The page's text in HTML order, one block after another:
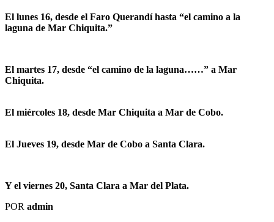
El lunes 16, desde el Faro Querandí hasta “el camino a la
laguna de Mar Chiquita.”
El martes 17, desde “el camino de la laguna……” a Mar
Chiquita.
El miércoles 18, desde Mar Chiquita a Mar de Cobo.
El Jueves 19, desde Mar de Cobo a Santa Clara.
Y el viernes 20, Santa Clara a Mar del Plata.
POR admin